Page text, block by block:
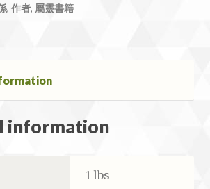
, 作者, 屬靈書籍
information
1 lbs